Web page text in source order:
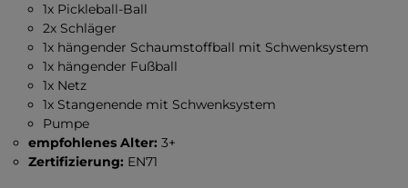
1x Pickleball-Ball
2x Schläger
1x hängender Schaumstoffball mit Schwenksystem
1x hängender Fußball
1x Netz
1x Stangenende mit Schwenksystem
Pumpe
empfohlenes Alter:3+
Zertifizierung: EN71